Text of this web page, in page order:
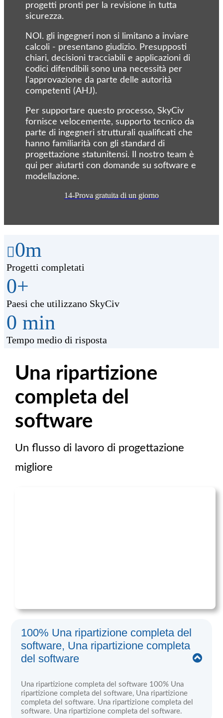
progetti pronti per la revisione in tutta
sicurezza.
NOI. gli ingegneri non si limitano a inviare
calcoli - presentano giudizio. Presupposti
chiari, decisioni tracciabili e applicazioni di
codici difendibili sono una necessità per
l'approvazione da parte delle autorità
competenti (AHJ).
Per supportare questo processo, SkyCiv
fornisce velocemente, supporto tecnico da
parte di ingegneri strutturali qualificati che
hanno familiarità con gli standard di
progettazione statunitensi. Il nostro team è
qui per aiutarti con domande su software e
modellazione.
14-Prova gratuita di un giorno
0m
Progetti completati
0+
Paesi che utilizzano SkyCiv
0 min
Tempo medio di risposta
Una ripartizione
completa del
software
Un flusso di lavoro di progettazione
migliore
100% Una ripartizione completa del
software, Una ripartizione completa
del software
Una ripartizione completa del software 100% Una
ripartizione completa del software, Una ripartizione
completa del software. Una ripartizione completa del
software. Una ripartizione completa del software.